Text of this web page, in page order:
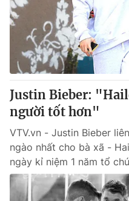
Justin Bieber:
người tốt hơn"
VTV.vn - Justin Bieber
ngào nhất cho bà xã -
ngày kỉ niệm 1 năm tổ